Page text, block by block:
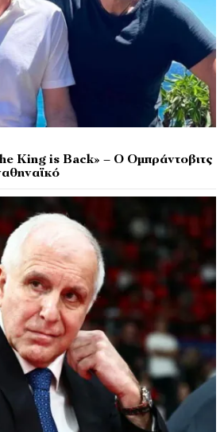
King is Back» – Ο Ομπράντοβιτς